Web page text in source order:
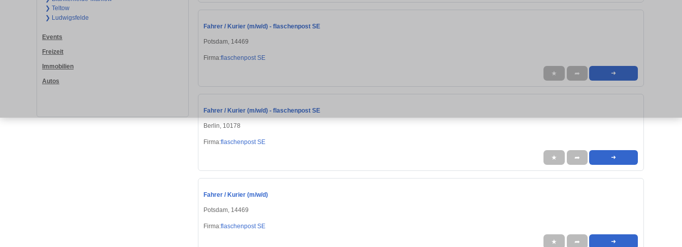
❯ Teltow
❯ Ludwigsfelde
Events
Freizeit
Immobilien
Autos
Fahrer / Kurier (m/w/d) - flaschenpost SE
Potsdam, 14469
Firma:flaschenpost SE
★ ➦ ➜
Fahrer / Kurier (m/w/d) - flaschenpost SE
Berlin, 10178
Firma:flaschenpost SE
★ ➦ ➜
Fahrer / Kurier (m/w/d)
Potsdam, 14469
Firma:flaschenpost SE
★ ➦ ➜